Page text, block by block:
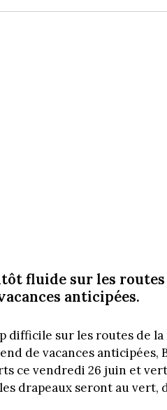
fluide sur les routes
anticipées.
difficile sur les routes de
de vacances anticipées,
ce vendredi 26 juin et
drapeaux seront au vert,